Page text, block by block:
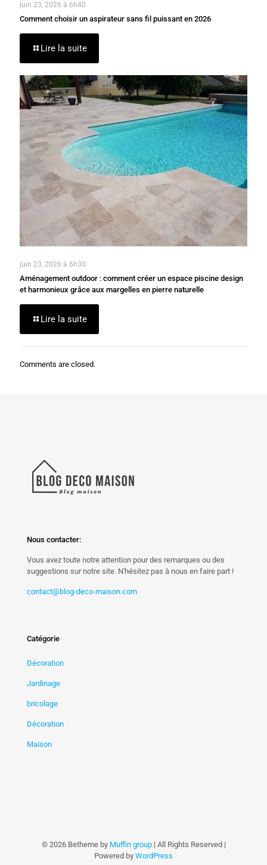
juin 23, 2026 à 6h40
Comment choisir un aspirateur sans fil puissant en 2026
Lire la suite
juin 23, 2026 à 6h30
Aménagement outdoor : comment créer un espace piscine design
et harmonieux grâce aux margelles en pierre naturelle
Lire la suite
Comments are closed.
Nous contacter:
Vous avez toute notre attention pour des remarques ou des
suggestions sur notre site. N'hésitez pas à nous en faire part !
contact@blog-deco-maison.com
Catégorie
Décoration
Jardinage
bricolage
Décoration
Maison
© 2026 Betheme by Muffin group| All Rights Reserved |
Powered by WordPress